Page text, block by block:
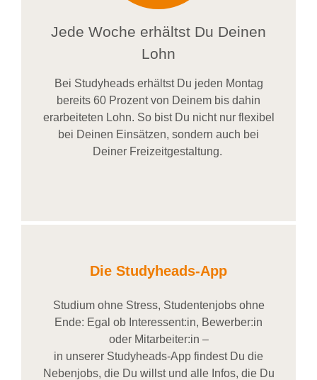
Jede Woche erhältst Du Deinen
Lohn
Bei Studyheadserhältst Du jeden Montag
bereits 60 Prozent von Deinem bis dahin
erarbeiteten Lohn. So bist Du nicht nur flexibel
bei Deinen Einsätzen, sondern auch bei
DeinerFreizeitgestaltung.
Die Studyheads-App
Studium ohne Stress, Studentenjobs ohne
Ende: Egal ob Interessent:in, Bewerber:in
oder Mitarbeiter:in –
in unserer Studyheads-App findest Du die
Nebenjobs, die Du willst und alle Infos, die Du